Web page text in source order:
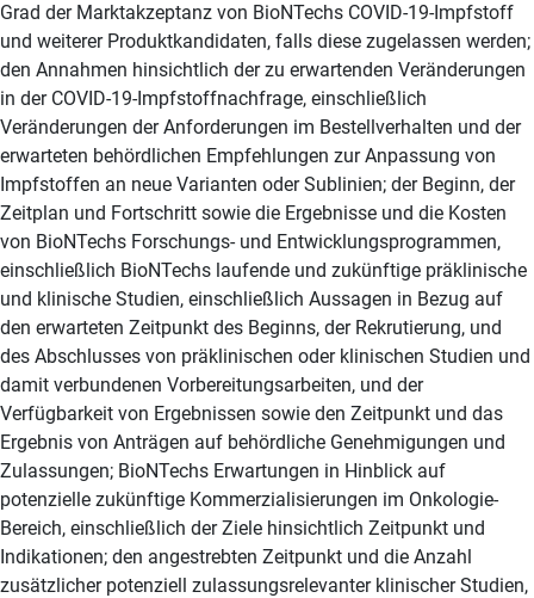
Grad der Marktakzeptanz von BioNTechs COVID-19-Impfstoff
und weiterer Produktkandidaten, falls diese zugelassen werden;
den Annahmen hinsichtlich der zu erwartenden Veränderungen
in der COVID-19-Impfstoffnachfrage, einschließlich
Veränderungen der Anforderungen im Bestellverhalten und der
erwarteten behördlichen Empfehlungen zur Anpassung von
Impfstoffen an neue Varianten oder Sublinien; der Beginn, der
Zeitplan und Fortschritt sowie die Ergebnisse und die Kosten
von BioNTechs Forschungs- und Entwicklungsprogrammen,
einschließlich BioNTechs laufende und zukünftige präklinische
und klinische Studien, einschließlich Aussagen in Bezug auf
den erwarteten Zeitpunkt des Beginns, der Rekrutierung, und
des Abschlusses von präklinischen oder klinischen Studien und
damit verbundenen Vorbereitungsarbeiten, und der
Verfügbarkeit von Ergebnissen sowie den Zeitpunkt und das
Ergebnis von Anträgen auf behördliche Genehmigungen und
Zulassungen; BioNTechs Erwartungen in Hinblick auf
potenzielle zukünftige Kommerzialisierungen im Onkologie-
Bereich, einschließlich der Ziele hinsichtlich Zeitpunkt und
Indikationen; den angestrebten Zeitpunkt und die Anzahl
zusätzlicher potenziell zulassungsrelevanter klinischer Studien,